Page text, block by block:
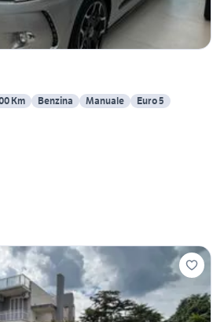
Km Benzina Manuale Euro 5